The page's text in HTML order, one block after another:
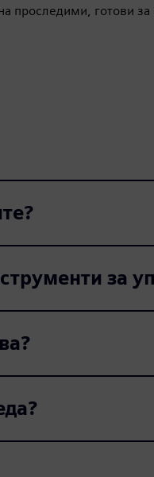
проследими, готови за
за